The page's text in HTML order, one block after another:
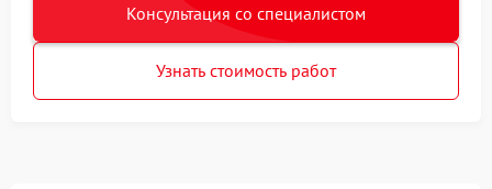
Консультация со специалистом
Узнать стоимость работ